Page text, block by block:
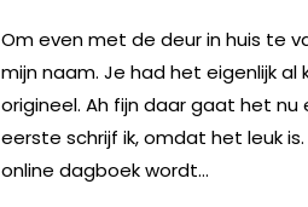
Om even met de deur in huis te
mijn naam. Je had het eigenlijk al
origineel. Ah fijn daar gaat het
eerste schrijf ik, omdat het leuk
online dagboek wordt…